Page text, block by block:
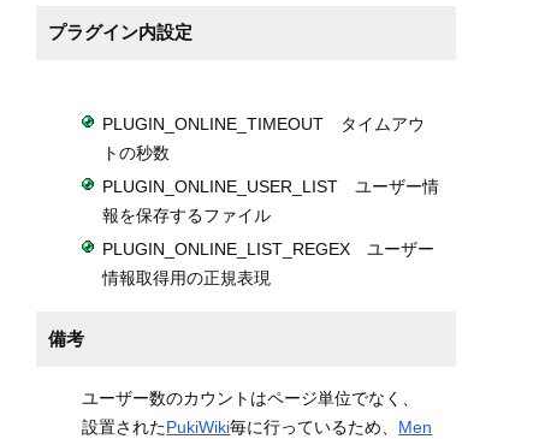
プラグイン内設定
PLUGIN_ONLINE_TIMEOUT タイムアウ
トの秒数
PLUGIN_ONLINE_USER_LIST ユーザー情
報を保存するファイル
PLUGIN_ONLINE_LIST_REGEX ユーザー
情報取得用の正規表現
備考
ユーザー数のカウントはページ単位でなく、
設置されたPukiWiki毎に行っているため、 Men